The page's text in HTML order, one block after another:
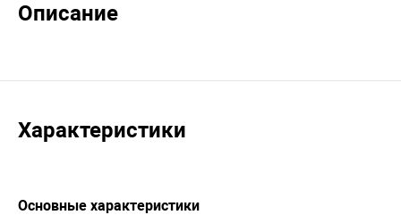
Описание
Характеристики
Основные характеристики